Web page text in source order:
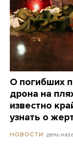
О погибших
дрона на
известно
узнать о
НОВОСТИ день